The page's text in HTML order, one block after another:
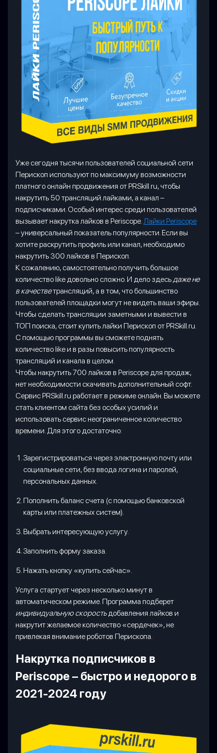
Уже сегодня тысячи пользователей социальной сети
Перископ используют по максимуму возможности
платного онлайн продвижения от PRSkill.ru, чтобы
накрутить 50 трансляций лайками, а канал –
подписчиками. Особый интерес среди пользователей
вызывает накрутка лайков в Periscope.Лайки Periscope
– универсальный показатель популярности. Если вы
хотите раскрутить профиль или канал, необходимо
накрутить 300 лайков в Перископ.
К сожалению, самостоятельно получить большое
количество like довольно сложно. И дело здесьдаже не
в качестветрансляций, а в том, что большинство
пользователей площадки могут не видеть ваши эфиры.
Чтобы сделать трансляции заметными и вывести в
ТОП поиска, стоит купить лайки Перископ от PRSkill.ru.
С помощью программы вы сможете поднять
количество like и в разы повысить популярность
трансляций и канала в целом.
Чтобы накрутить 700 лайков в Periscope для продаж,
нет необходимости скачивать дополнительный софт.
Сервис PRSkill.ru работает в режиме онлайн. Вы можете
стать клиентом сайта без особых усилий и
использовать сервис неограниченное количество
времени. Для этого достаточно:
Зарегистрироваться через электронную почту или
социальные сети, без ввода логина и паролей,
персональных данных.
Пополнить баланс счета (с помощью банковской
карты или платежных систем).
Выбрать интересующую услугу.
Заполнить форму заказа.
Нажать кнопку «купить сейчас».
Услуга стартует через несколько минут в
автоматическом режиме. Программа подберет
индивидуальную скоростьдобавления лайков и
накрутит желаемое количество «сердечек», не
привлекая внимание роботов Перископа.
Накрутка подписчиков в
Periscope – быстро и недорого в
2021-2024 году